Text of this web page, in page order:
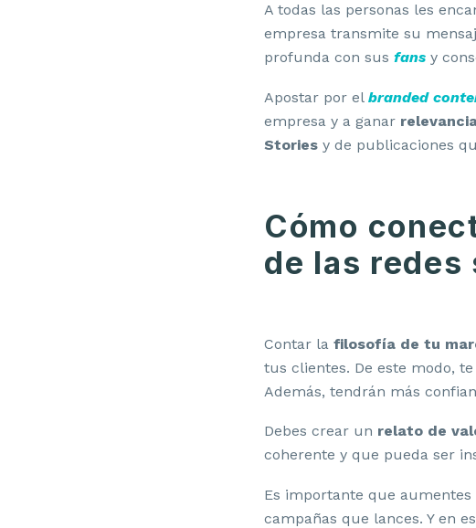
A todas las personas les
empresa transmite su
profunda con sus fans y
Apostar por el branded
empresa y a ganar
Stories y de publicaciones
Cómo
de las redes
Contar la filosofía de tu
tus clientes. De este modo,
Además, tendrán más
Debes crear un relato de
coherente y que pueda ser
Es importante que aumentes
campañas que lances. Y en